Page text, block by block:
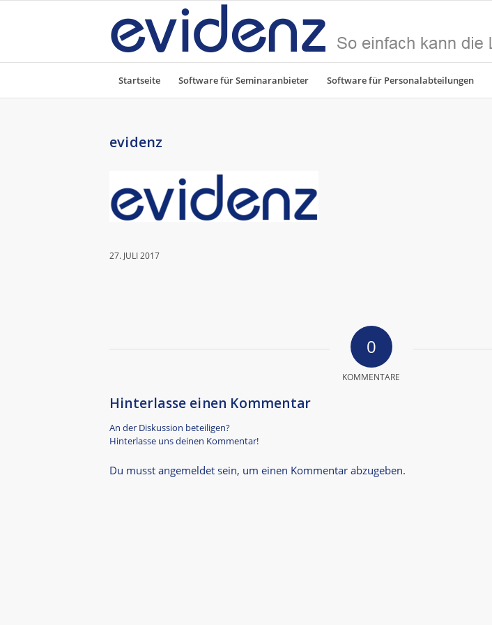
Startseite Software für Seminaranbieter Software für Personalabteilungen
evidenz
27. JULI 2017
0
KOMMENTARE
Hinterlasse einen Kommentar
An der Diskussion beteiligen?
Hinterlasse uns deinen Kommentar!
Du musst angemeldet sein, um einen Kommentar abzugeben.